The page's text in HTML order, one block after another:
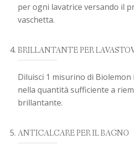
per ogni lavatrice versando il
vaschetta.
BRILLANTANTE PER
Diluisci 1 misurino di Biolemon
nella quantità sufficiente a
brillantante.
ANTICALCARE PER IL BAGNO